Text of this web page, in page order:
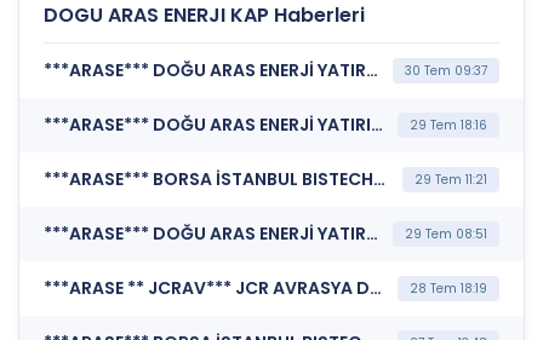
DOGU ARAS ENERJI KAP Haberleri
***ARASE*** DOĞU ARAS ENERJİ YATIRIMLARI A.Ş. (Bağımsız Denetim Kuruluşunun Belirlenmesi) 30 Tem 09:37
***ARASE*** DOĞU ARAS ENERJİ YATIRIMLARI A.Ş. (Kredi Derecelendirmesi) 29 Tem 18:16
***ARASE*** BORSA İSTANBUL BISTECH DEVRE KESİCİ UYGULAMASI (Pay Bazında Devre Kesici Bildirimi) 29 Tem 11:21
***ARASE*** DOĞU ARAS ENERJİ YATIRIMLARI A.Ş. (Özel Durum Açıklaması (Genel)) 29 Tem 08:51
***ARASE ** JCRAV*** JCR AVRASYA DERECELENDİRME A.Ş. (Kredi Derecelendirmesi) 28 Tem 18:19